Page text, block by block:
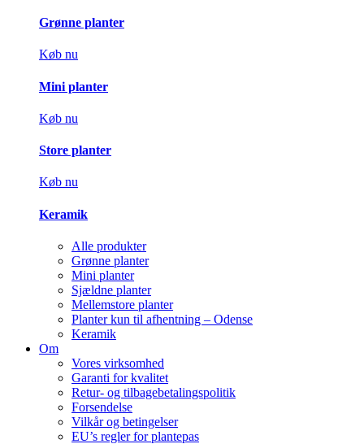
Grønne planter
Køb nu
Mini planter
Køb nu
Store planter
Køb nu
Keramik
Alle produkter
Grønne planter
Mini planter
Sjældne planter
Mellemstore planter
Planter kun til afhentning – Odense
Keramik
Om
Vores virksomhed
Garanti for kvalitet
Retur- og tilbagebetalingspolitik
Forsendelse
Vilkår og betingelser
EU’s regler for plantepas